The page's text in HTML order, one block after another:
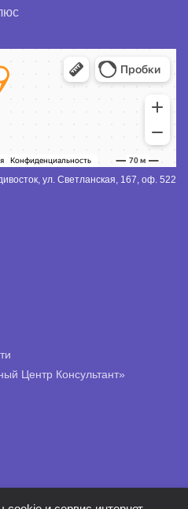
ул. Светланская, 167, оф. 522
Центр Консультант»